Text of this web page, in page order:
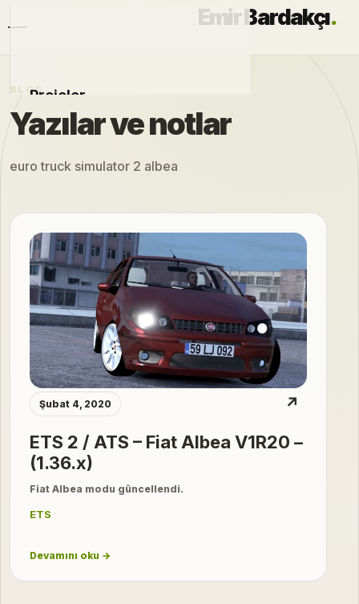
Emir Bardakçı.
Projeler
Otomobiller
Modlar
Hakkımda
Blog
BLOG
Yazılar ve notlar
euro truck simulator 2 albea
Şubat 4, 2020 ↗
ETS 2 / ATS – Fiat Albea V1R20 –
(1.36.x)
Fiat Albea modu güncellendi.
ETS
Devamını oku →